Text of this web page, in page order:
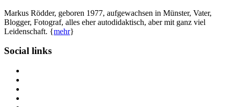
Markus Rödder, geboren 1977, aufgewachsen in Münster, Vater,
Blogger, Fotograf, alles eher autodidaktisch, aber mit ganz viel
Leidenschaft. {mehr}
Social links